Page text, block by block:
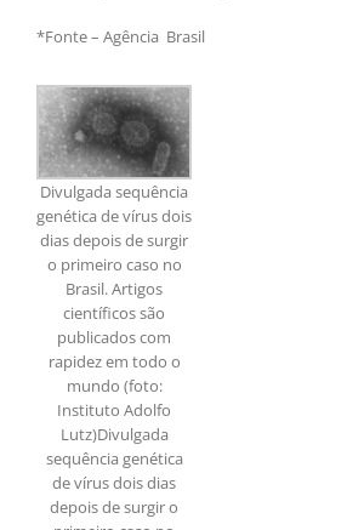
*Fonte – Agência Brasil
Divulgada sequência
genética de vírus dois
dias depois de surgir
o primeiro caso no
Brasil. Artigos
científicos são
publicados com
rapidez em todo o
mundo (foto:
Instituto Adolfo
Lutz)Divulgada
sequência genética
de vírus dois dias
depois de surgir o